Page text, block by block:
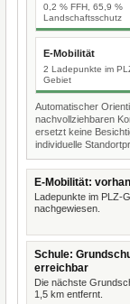
0,2 % FFH, 65,9 %
Landschaftsschutz
E-Mobilität
2 Ladepunkte im
Gebiet
Automatischer
nachvollziehbaren
ersetzt keine
individuelle
E-Mobilität:
Ladepunkte im PLZ-
nachgewiesen.
Schule:
erreichbar
Die nächste
1,5 km entfernt.